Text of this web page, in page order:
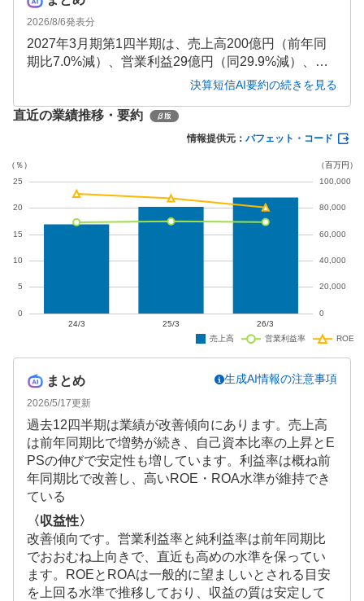
2026/8/6発表分
2027年3月期第1四半期は、売上高200億円（前年同
期比7.0%減）、営業利益29億円（同29.9%減）、純
利益19億円（同32.5%減）と減収減益となりまし
フトが主因ですが、受注高は前年同期比190.5%増と
急拡大しており、通期予想は据え置かれています。
決算短信AI要約の続きを見る
直近の業績推移・要約
情報提供元： バフェット・コード
まとめ
2026/5/17更新
生成AI情報の注意事項
過去12四半期は業績が改善傾向にあります。売上高
は前年同期比で増勢が続き、自己資本比率の上昇とE
PSの伸びで安定性も増しています。利益率は概ね前
年同期比で改善し、高いROE・ROA水準が維持でき
ている
〈収益性〉
改善傾向です。営業利益率と純利益率は前年同期比
でおおむね上向きで、直近も高めの水準を保ってい
ます。ROEとROAは一般的に望ましいとされる目安
を上回る水準で推移しており、収益の質は安定して